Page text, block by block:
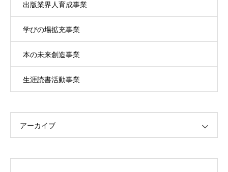
出版業界人育成事業
学びの場拡充事業
本の未来創造事業
生涯読書活動事業
アーカイブ